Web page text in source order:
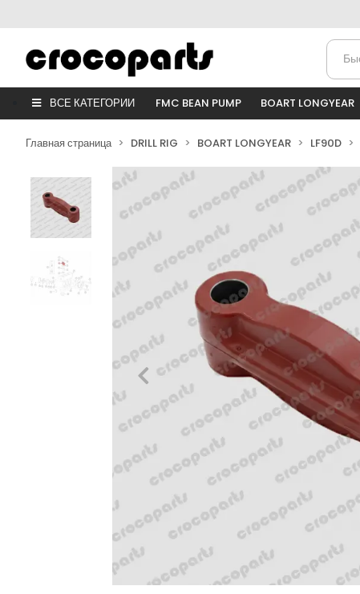
ВСЕ КАТЕГОРИИ FMC BEAN PUMP BOART LONGYEAR
Главная страница DRILL RIG BOART LONGYEAR LF90D